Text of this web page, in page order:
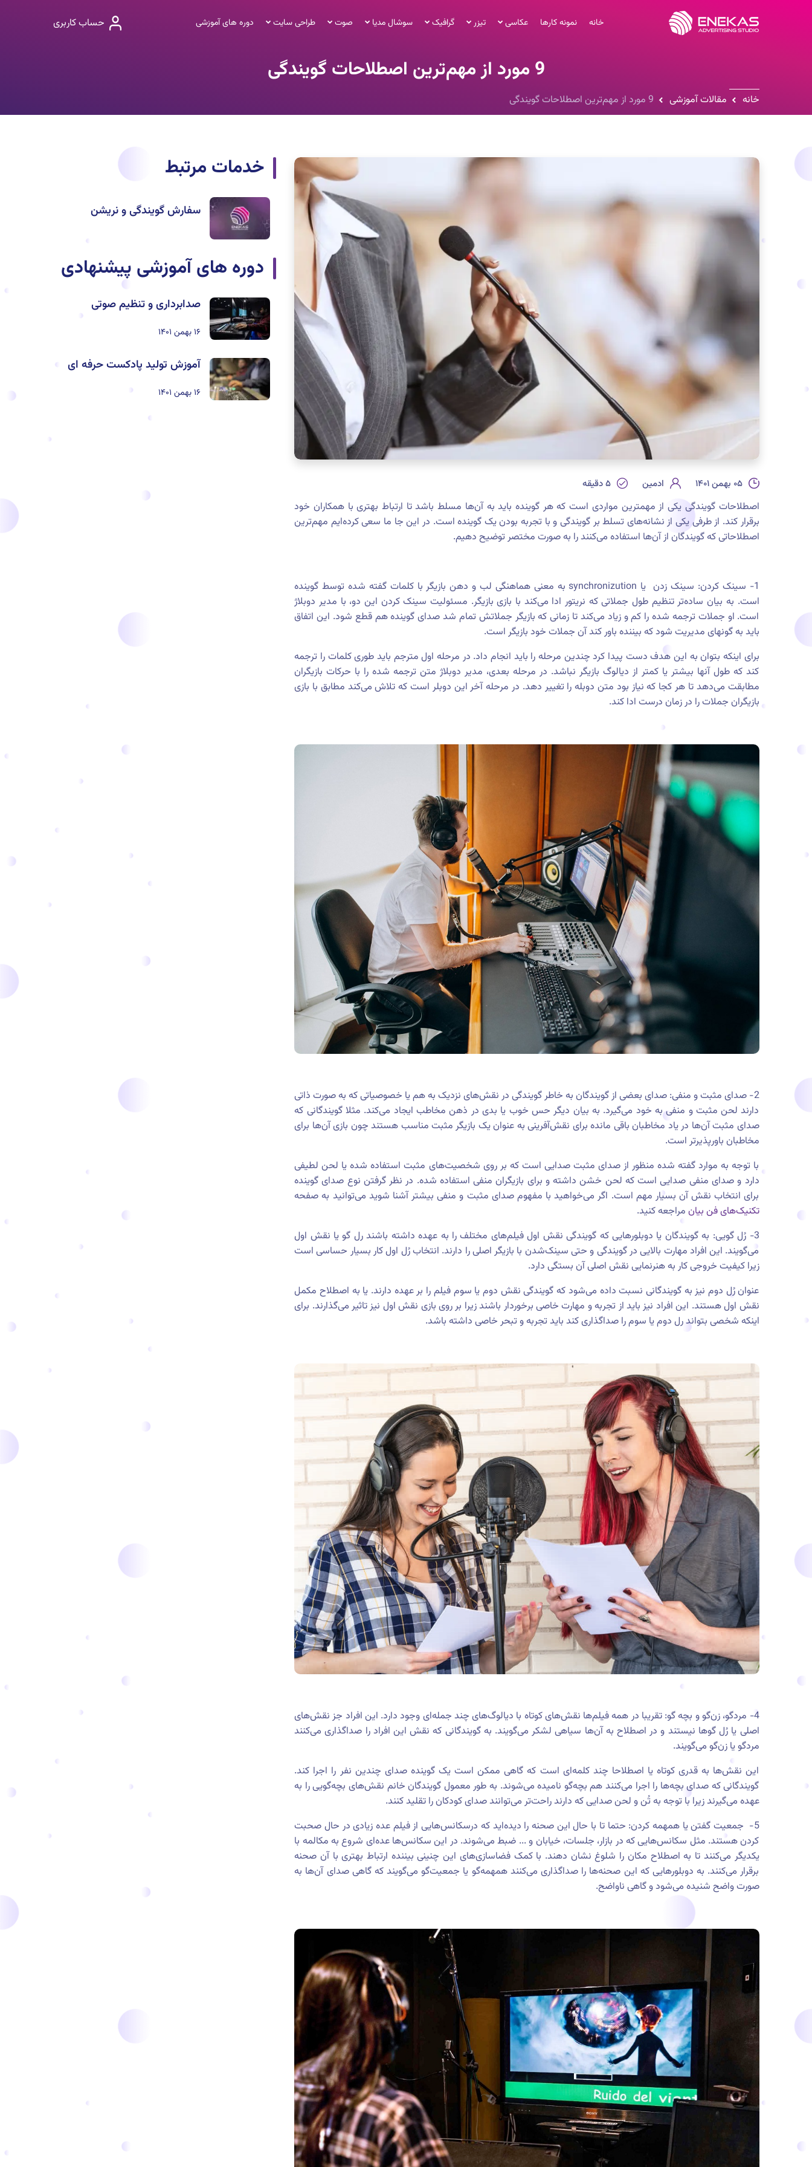
خانه نمونه کارها عکاسی تیزر گرافیک سوشال مدیا صوت طراحی سایت دوره های آموزشی حساب کاربری
9 مورد از مهم‌ترین اصطلاحات گویندگی
خانه مقالات آموزشی 9 مورد از مهم‌ترین اصطلاحات گویندگی
۰۵ بهمن ۱۴۰۱ ادمین ۵دقیقه
اصطلاحات گویندگی یکی از مهمترین مواردی است که هر گوینده باید به آن‌ها مسلط باشد تا ارتباط بهتری با همکاران خود
برقرار کند. از طرفی یکی از نشانه‌های تسلط بر گویندگی و با تجربه بودن یک گوینده است. در این جا ما سعی کرده‌ایم مهم‌ترین
اصطلاحاتی که گویندگان از آن‌ها استفاده می‌کنند را به صورت مختصر توضیح دهیم.
1- سینک کردن: سینک زدن یا synchronizution به معنی هماهنگی لب و دهن بازیگر با کلمات گفته شده توسط گوینده
است. به بیان ساده‌تر تنظیم طول جملاتی که نریتور ادا می‌کند با بازی بازیگر. مسئولیت سینک کردن این دو، با مدیر دوبلاژ
است. او جملات ترجمه شده را کم و زیاد می‌کند تا زمانی که بازیگر جملاتش تمام شد صدای گوینده هم قطع شود. این اتفاق
باید به گونهای مدیریت شود که بیننده باور کند آن جملات خود بازیگر است.
برای اینکه بتوان به این هدف دست پیدا کرد چندین مرحله را باید انجام داد. در مرحله اول مترجم باید طوری کلمات را ترجمه
کند که طول آنها بیشتر یا کمتر از دیالوگ بازیگر نباشد. در مرحله بعدی، مدیر دوبلاژ متن ترجمه شده را با حرکات بازیگران
مطابقت می‌دهد تا هر کجا که نیاز بود متن دوبله را تغییر دهد. در مرحله آخر این دوبلر است که تلاش می‌کند مطابق با بازی
بازیگران جملات را در زمان درست ادا کند.
2- صدای مثبت و منفی: صدای بعضی از گویندگان به خاطر گویندگی در نقش‌های نزدیک به هم یا خصوصیاتی که به صورت ذاتی
دارند لحن مثبت و منفی به خود می‌گیرد. به بیان دیگر حس خوب یا بدی در ذهن مخاطب ایجاد می‌کند. مثلا گویندگانی که
صدای مثبت آن‌ها در یاد مخاطبان باقی مانده برای نقش‌آفرینی به عنوان یک بازیگر مثبت مناسب هستند چون بازی آن‌ها برای
مخاطبان باورپذیرتر است.
با توجه به موارد گفته شده منظور از صدای مثبت صدایی است که بر روی شخصیت‌های مثبت استفاده شده یا لحن لطیفی
دارد و صدای منفی صدایی است که لحن خشن داشته و برای بازیگران منفی استفاده شده. در نظر گرفتن نوع صدای گوینده
برای انتخاب نقش آن بسیار مهم است. اگر می‌خواهید با مفهوم صدای مثبت و منفی بیشتر آشنا شوید می‌توانید به صفحه
تکنیک‌های فن بیان مراجعه کنید.
3- رُل گویی: به گویندگان یا دوبلورهایی که گویندگی نقش اول فیلم‌های مختلف را به عهده داشته باشند رل گو یا نقش اول
می‌گویند. این افراد مهارت بالایی در گویندگی و حتی سینک‌شدن با بازیگر اصلی را دارند. انتخاب رُل اول کار بسیار حساسی است
زیرا کیفیت خروجی کار به هنرنمایی نقش اصلی آن بستگی دارد.
عنوان رُل دوم نیز به گویندگانی نسبت داده می‌شود که گویندگی نقش دوم یا سوم فیلم را بر عهده دارند. یا به اصطلاح مکمل
نقش اول هستند. این افراد نیز باید از تجربه و مهارت خاصی برخوردار باشند زیرا بر روی بازی نقش اول نیز تاثیر می‌گذارند. برای
اینکه شخصی بتواند رل دوم یا سوم را صداگذاری کند باید تجربه و تبحر خاصی داشته باشد.
4- مردگو، زن‌گو و بچه گو: تقریبا در همه فیلم‌ها نقش‌های کوتاه با دیالوگ‌های چند جمله‌ای وجود دارد. این افراد جز نقش‌های
اصلی یا رُل گوها نیستند و در اصطلاح به آن‌ها سیاهی لشکر می‌گویند. به گویندگانی که نقش این افراد را صداگذاری می‌کنند
مردگو یا زن‌گو می‌گویند.
این نقش‌ها به قدری کوتاه یا اصطلاحا چند کلمه‌ای است که گاهی ممکن است یک گوینده صدای چندین نفر را اجرا کند.
گویندگانی که صدای بچه‌ها را اجرا می‌کنند هم بچه‌گو نامیده می‌شوند. به طور معمول گویندگان خانم نقش‌های بچه‌گویی را به
عهده می‌گیرند زیرا با توجه به تُن و لحن صدایی که دارند راحت‌تر می‌توانند صدای کودکان را تقلید کنند.
5- جمعیت گفتن یا همهمه کردن: حتما تا با حال این صحنه را دیده‌اید که درسکانس‌هایی از فیلم عده زیادی در حال صحبت
کردن هستند. مثل سکانس‌هایی که در بازار، جلسات، خیابان و ... ضبط می‌شوند. در این سکانس‌ها عده‌ای شروع به مکالمه با
یکدیگر می‌کنند تا به اصطلاح مکان را شلوغ نشان دهند. با کمک فضاسازی‌های این چنینی بیننده ارتباط بهتری با آن صحنه
برقرار می‌کنند. به دوبلورهایی که این صحنه‌ها را صداگذاری می‌کنند همهمه‌گو یا جمعیت‌گو می‌گویند که گاهی صدای آن‌ها به
صورت واضح شنیده می‌شود و گاهی ناواضح.
خدمات مرتبط
سفارش گویندگی و نریشن
دوره های آموزشی پیشنهادی
صدابردارى و تنظيم صوتى
۱۶ بهمن ۱۴۰۱
آموزش توليد پادكست حرفه اى
۱۶ بهمن ۱۴۰۱